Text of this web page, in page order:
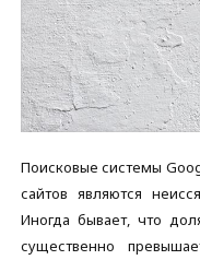
Поисковые системы
сайтов являются
Иногда бывает, что
существенно